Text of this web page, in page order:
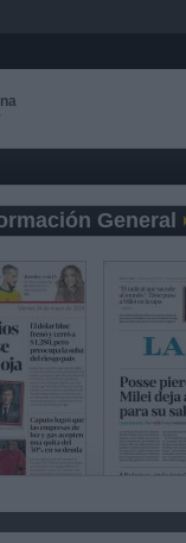
General